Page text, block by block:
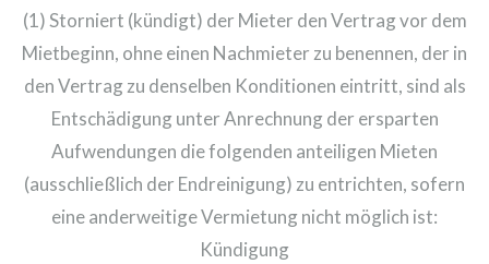
(1) Storniert (kündigt) der Mieter den Vertrag vor dem
Mietbeginn, ohne einen Nachmieter zu benennen, der in
den Vertrag zu denselben Konditionen eintritt, sind als
Entschädigung unter Anrechnung der ersparten
Aufwendungen die folgenden anteiligen Mieten
(ausschließlich der Endreinigung) zu entrichten, sofern
eine anderweitige Vermietung nicht möglich ist:
Kündigung